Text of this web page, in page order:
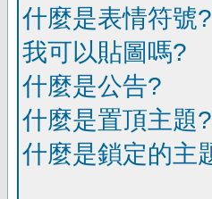
什麼是表情符號?
我可以貼圖嗎?
什麼是公告?
什麼是置頂主題?
什麼是鎖定的主